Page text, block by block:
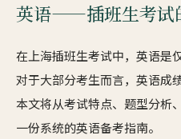
英语——插班生考试
在上海插班生考试中，英语是
对于大部分考生而言，英语成
本文将从考试特点、题型分析
一份系统的英语备考指南。